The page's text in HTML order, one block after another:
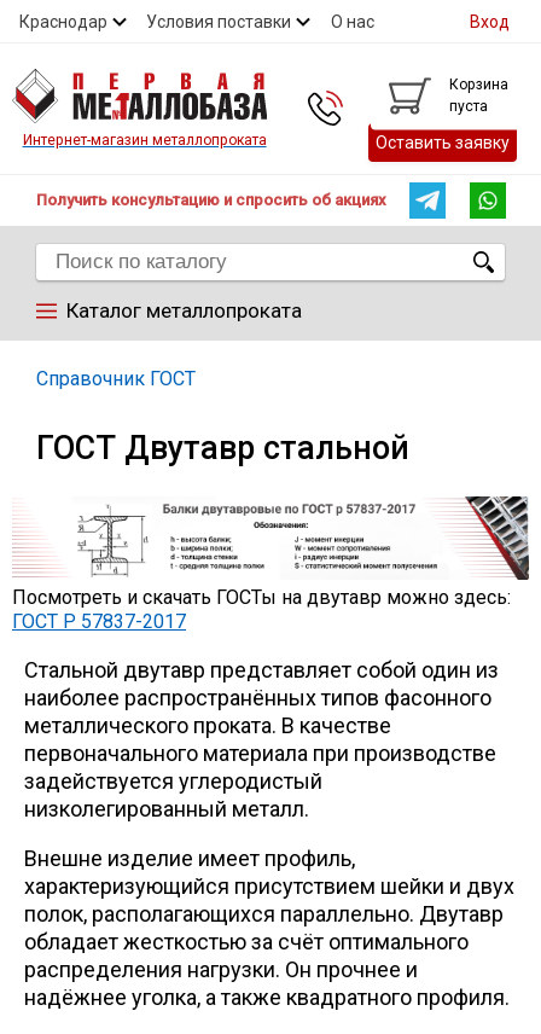
Краснодар Условия поставки О нас
Контакты
Контакты
Вход
Интернет-магазин металлопроката
Корзина
пуста
Оставить заявку
Получить консультацию и спросить об акциях
Каталог металлопроката
Арматура
Труба
Лист
Уголок
Балка
Швеллер
Квадрат
Труба профильная
Катанка
Справочник ГОСТ
ГОСТ Двутавр стальной
Посмотреть и скачать ГОСТы на двутавр можно здесь:
ГОСТ Р 57837-2017
Стальной двутавр представляет собой один из
наиболее распространённых типов фасонного
металлического проката. В качестве
первоначального материала при производстве
задействуется углеродистый
низколегированный металл.
Внешне изделие имеет профиль,
характеризующийся присутствием шейки и двух
полок, располагающихся параллельно. Двутавр
обладает жесткостью за счёт оптимального
распределения нагрузки. Он прочнее и
надёжнее уголка, а также квадратного профиля.